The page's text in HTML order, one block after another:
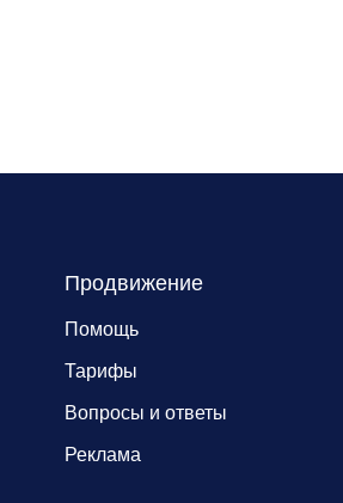
Продвижение
Помощь
Тарифы
Вопросы и ответы
Реклама